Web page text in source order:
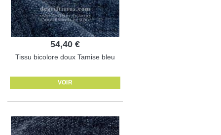
54,40 €
Tissu bicolore doux Tamise bleu
VOIR